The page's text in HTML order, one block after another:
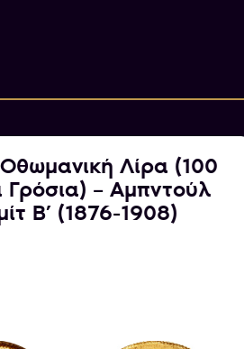
Λίρα (100
– Αμπντούλ
Β’ (1876-1908)